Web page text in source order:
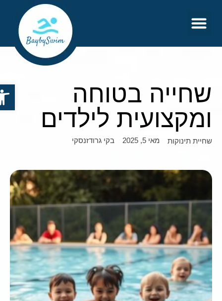
שחייה בטוחה
ומקצועית לילדים
שחיית תינוקות מאי 5, 2025 בקי גרודזנסקי
פתח